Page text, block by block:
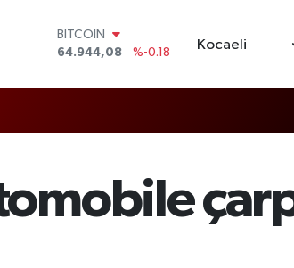
BITCOIN
64.944,08
%-0.18
47,7436
%0.18
GRAM ALTIN
6660.55
%0.03
BİST100
Kocaeli